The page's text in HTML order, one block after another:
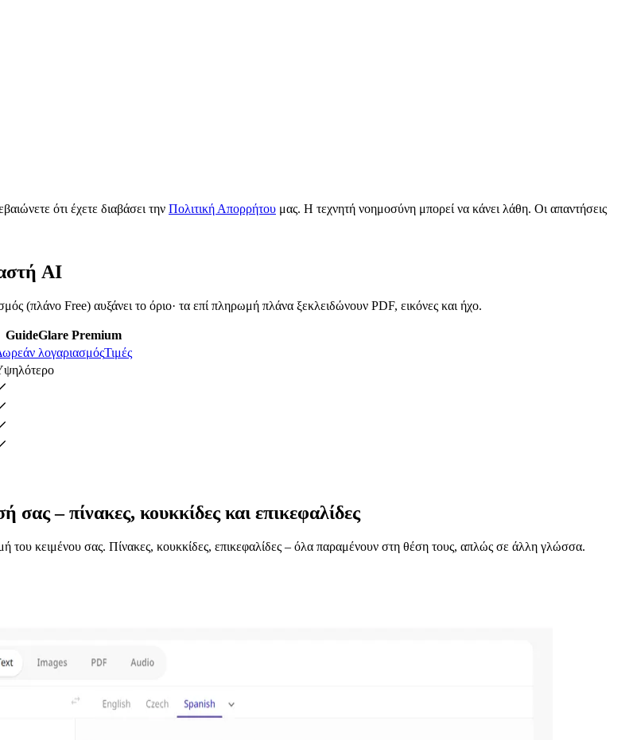
ότι έχετε διαβάσει την Πολιτική Απορρήτου μας. Η τεχνητή νοημοσύνη μπορεί να κάνει λάθη. Οι απαντήσεις
AI
(πλάνο Free) αυξάνει το όριο· τα επί πληρωμή πλάνα ξεκλειδώνουν PDF, εικόνες και ήχο.
GuideGlare Premium
λογαριασμόςΤιμές
– πίνακες, κουκκίδες και επικεφαλίδες
κειμένου σας. Πίνακες, κουκκίδες, επικεφαλίδες – όλα παραμένουν στη θέση τους, απλώς σε άλλη γλώσσα.